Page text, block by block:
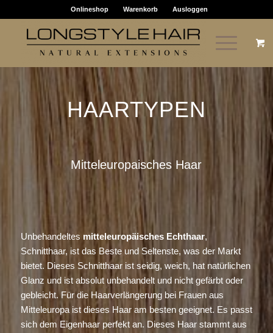
Onlineshop Warenkorb Ausloggen
HAARTYPEN
Mitteleuropaisches Haar
Unbehandeltes mitteleuropäisches Echthaar,
Schnitthaar, ist das Beste und Seltenste, was der Markt
bietet. Dieses Schnitthaar ist seidig, weich, hat natürlichen
Glanz und ist absolut unbehandelt und nicht gefärbt oder
gebleicht. Für die Haarverlängerung bei Frauen aus
Mitteleuropa ist dieses Haar am besten geeignet. Es passt
sich dem Eigenhaar perfekt an. Dieses Haar stammt aus